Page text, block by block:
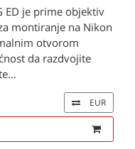
ED je prime objektiv
montiranje na Nikon
otvorom
da razdvojite
EUR